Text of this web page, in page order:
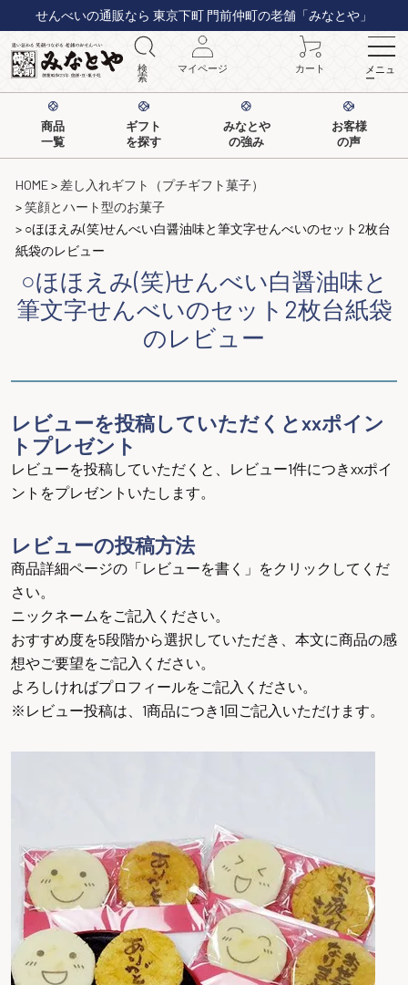
せんべいの通販なら 東京下町 門前仲町の老舗「みなとや」
検
索
マイページ カート メニュ
ー
商品
一覧
ギフト
を探す
みなとや
の強み
お客様
の声
HOME
差し入れギフト（プチギフト菓子）
笑顔とハート型のお菓子
○ほほえみ(笑)せんべい白醤油味と筆文字せんべいのセット2枚台
紙袋のレビュー
○ほほえみ(笑)せんべい白醤油味と
筆文字せんべいのセット2枚台紙袋
のレビュー
レビューを投稿していただくとxxポイン
トプレゼント
レビューを投稿していただくと、レビュー1件につきxxポイ
ントをプレゼントいたします。
レビューの投稿方法
商品詳細ページの「レビューを書く」をクリックしてくだ
さい。
ニックネームをご記入ください。
おすすめ度を5段階から選択していただき、本文に商品の感
想やご要望をご記入ください。
よろしければプロフィールをご記入ください。
※レビュー投稿は、1商品につき1回ご記入いただけます。